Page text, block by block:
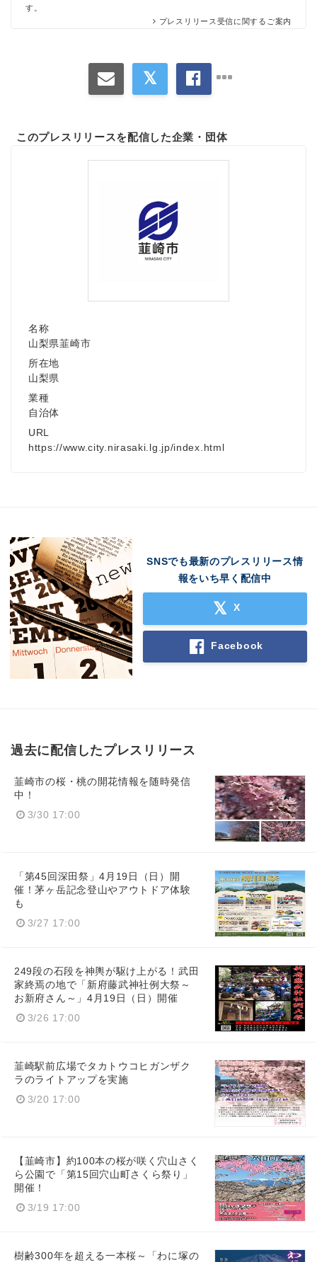
す。
プレスリリース受信に関するご案内
このプレスリリースを配信した企業・団体
名称
山梨県韮崎市
所在地
山梨県
業種
自治体
URL
https://www.city.nirasaki.lg.jp/index.html
SNSでも最新のプレスリリース情
報をいち早く配信中
X
Facebook
過去に配信したプレスリリース
韮崎市の桜・桃の開花情報を随時発信
中！
3/30 17:00
「第45回深田祭」4月19日（日）開
催！茅ヶ岳記念登山やアウトドア体験
も
3/27 17:00
249段の石段を神輿が駆け上がる！武田
家終焉の地で「新府藤武神社例大祭～
お新府さん～」4月19日（日）開催
3/26 17:00
韮崎駅前広場でタカトウコヒガンザク
ラのライトアップを実施
3/20 17:00
【韮崎市】約100本の桜が咲く穴山さく
ら公園で「第15回穴山町さくら祭り」
開催！
3/19 17:00
樹齢300年を超える一本桜～「わに塚の